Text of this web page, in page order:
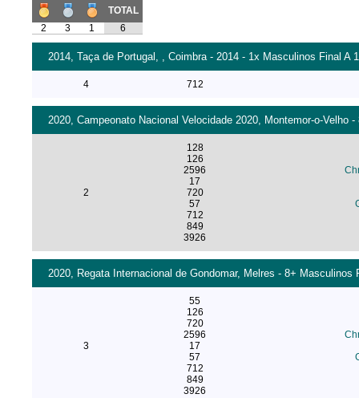
TOTAL
2
3 1 6
2014, Taça de Portugal, , Coimbra - 2014 - 1x Masculinos Final A
4 712
2020, Campeonato Nacional Velocidade 2020, Montemor-o-Velho
2
128
126
2596
17
720
57
712
849
3926
2020, Regata Internacional de Gondomar, Melres - 8+ Masculinos
3
55
126
720
2596
17
57
712
849
3926